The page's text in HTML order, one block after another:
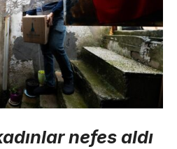
nefes aldı